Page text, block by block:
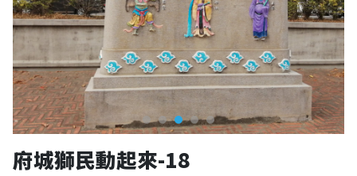
府城獅民動起來-18